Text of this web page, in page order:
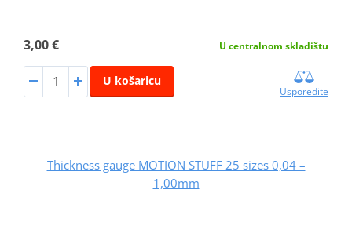
3,00 € U centralnom skladištu
U košaricu
Usporedite
Thickness gauge MOTION STUFF 25 sizes 0,04 –
1,00mm